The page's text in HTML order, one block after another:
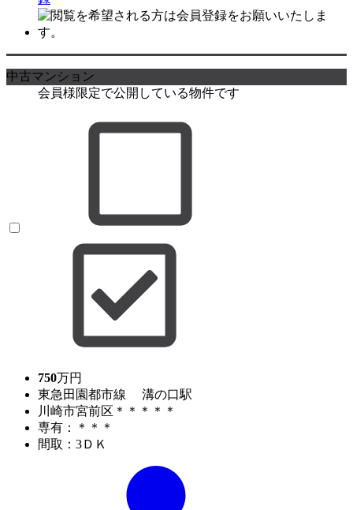
中古マンション
会員様限定で公開している物件です
750万円
東急田園都市線 溝の口駅
川崎市宮前区＊＊＊＊＊
専有：＊＊＊
間取：3ＤＫ